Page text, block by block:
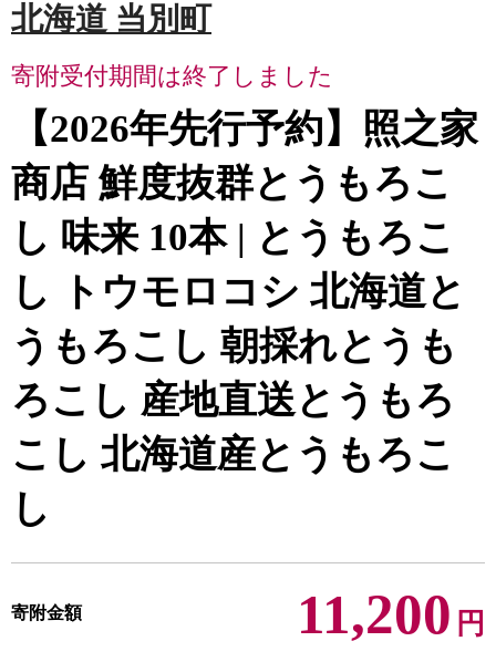
北海道 当別町
寄附受付期間は終了しました
【2026年先行予約】照之家
商店 鮮度抜群とうもろこ
し 味来 10本 | とうもろこ
し トウモロコシ 北海道と
うもろこし 朝採れとうも
ろこし 産地直送とうもろ
こし 北海道産とうもろこ
し
寄附金額 11,200 円